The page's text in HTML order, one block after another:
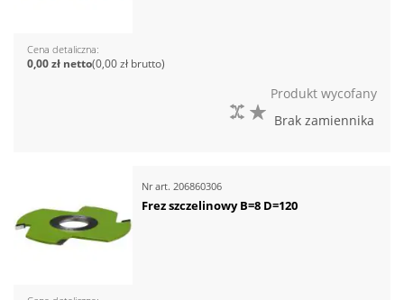
Cena detaliczna
0,00 zł
0,00 zł
DO PORÓWNANIA
Produkt wycofany
Brak zamiennika
Nr art. 206860306
Frez szczelinowy B=8 D=120